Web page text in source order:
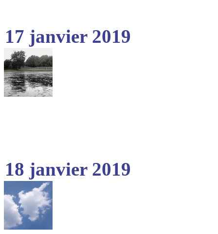
17 janvier 2019
18 janvier 2019